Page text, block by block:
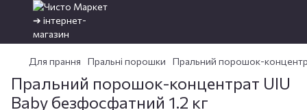
Для прання Пральні порошки Пральний порошок-
Пральний порошок-концентрат UIU
Baby безфосфатний 1.2 кг